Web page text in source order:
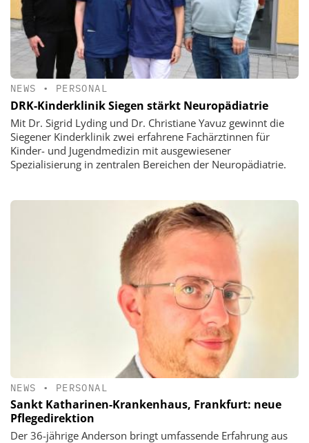
NEWS • PERSONAL
DRK-Kinderklinik Siegen stärkt Neuropädiatrie
Mit Dr. Sigrid Lyding und Dr. Christiane Yavuz gewinnt die
Siegener Kinderklinik zwei erfahrene Fachärztinnen für
Kinder- und Jugendmedizin mit ausgewiesener
Spezialisierung in zentralen Bereichen der Neuropädiatrie.
NEWS • PERSONAL
Sankt Katharinen-Krankenhaus, Frankfurt: neue
Pflegedirektion
Der 36-jährige Anderson bringt umfassende Erfahrung aus